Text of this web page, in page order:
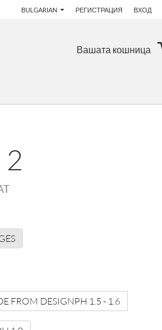
BULGARIAN РЕГИСТРАЦИЯ ВХОД
Вашата кошница
FROM DESIGNPH 1.5 - 1.6